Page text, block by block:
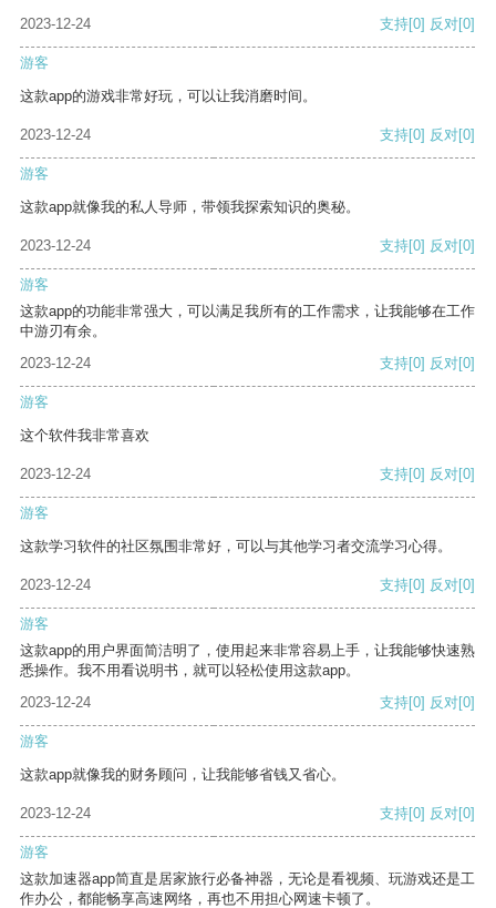
2023-12-24 支持[0] 反对[0]
游客
这款app的游戏非常好玩，可以让我消磨时间。
2023-12-24 支持[0] 反对[0]
游客
这款app就像我的私人导师，带领我探索知识的奥秘。
2023-12-24 支持[0] 反对[0]
游客
这款app的功能非常强大，可以满足我所有的工作需求，让我能够在工作
中游刃有余。
2023-12-24
支持[0] 反对[0]
游客
这个软件我非常喜欢
2023-12-24 支持[0] 反对[0]
游客
这款学习软件的社区氛围非常好，可以与其他学习者交流学习心得。
2023-12-24 支持[0] 反对[0]
游客
这款app的用户界面简洁明了，使用起来非常容易上手，让我能够快速熟
悉操作。我不用看说明书，就可以轻松使用这款app。
2023-12-24
支持[0] 反对[0]
游客
这款app就像我的财务顾问，让我能够省钱又省心。
2023-12-24 支持[0] 反对[0]
游客
这款加速器app简直是居家旅行必备神器，无论是看视频、玩游戏还是工
作办公，都能畅享高速网络，再也不用担心网速卡顿了。